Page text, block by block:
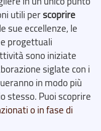
utili perscoprire
sue eccellenze, le
progettuali
sono iniziate
siglate con i
in modo più
stesso. Puoi scoprire
o in fase di